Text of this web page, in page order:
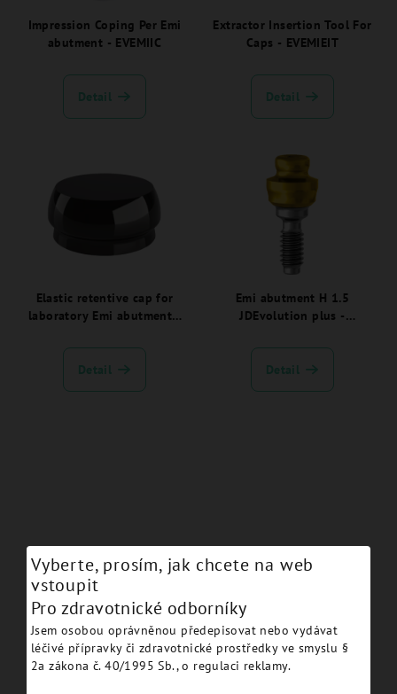
Impression Coping Per Emi
abutment - EVEMIIC
Detail
Extractor Insertion Tool For
Caps - EVEMIEIT
Detail
Elastic retentive cap for
laboratory Emi abutment -
Detail
Emi abutment H 1.5
JDEvolution plus -
Detail
Cap attachment housing
emi abutment - EVEMIH
Detail
Elastive retentive cap emi -
Detail
Vyberte, prosím, jak chcete na web
vstoupit
Pro zdravotnické odborníky
Jsem osobou oprávněnou předepisovat nebo vydávat
léčivé přípravky či zdravotnické prostředky ve smyslu §
2a zákona č. 40/1995 Sb., o regulaci reklamy.